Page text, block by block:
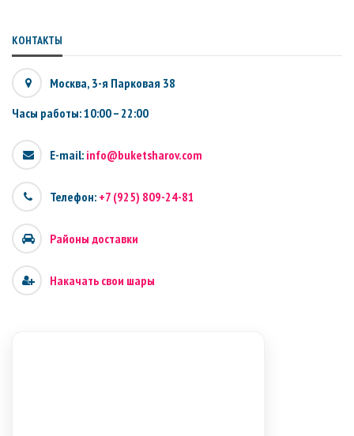
КОНТАКТЫ
Москва, 3-я Парковая 38
Часы работы: 10:00 – 22:00
E-mail: info@buketsharov.com
Телефон: +7 (925) 809-24-81
Районы доставки
Накачать свои шары